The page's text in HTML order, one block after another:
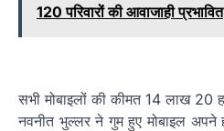
120 परिवारों की आवाजाही प्रभावित
सभी मोबाइलों की कीमत 14 लाख 20
नवनीत भुल्लर ने गुम हुए मोबाइल अपने